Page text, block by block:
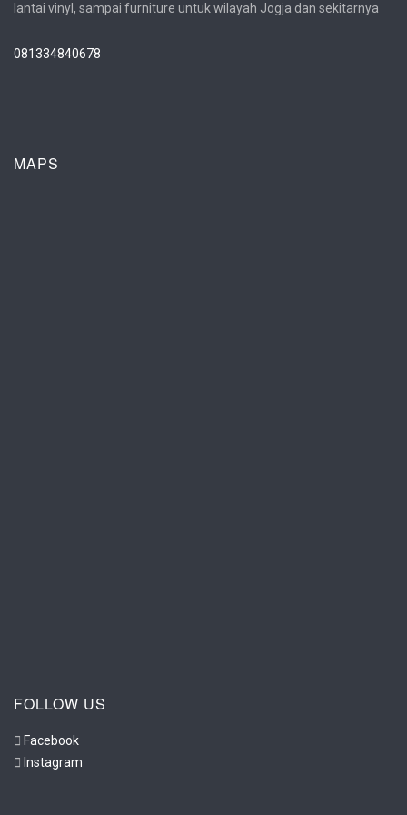
lantai vinyl, sampai furniture untuk wilayah Jogja dan sekitarnya
081334840678
MAPS
FOLLOW US
Facebook
Instagram